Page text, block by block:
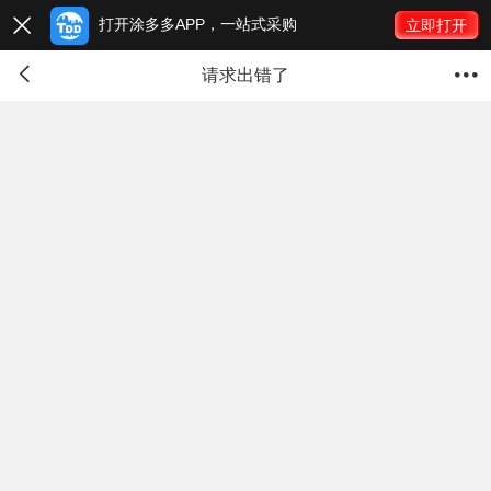
 打开涂多多APP，一站式采购 立即打开
 请求出错了 